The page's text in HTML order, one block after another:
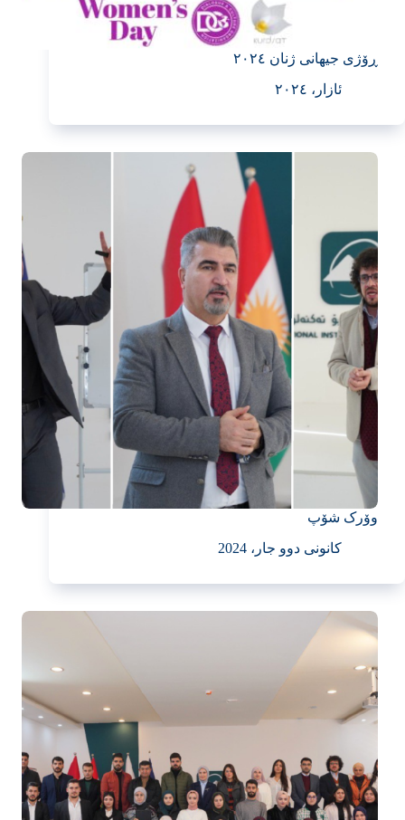
ڕۆژی جیهانی ژنان ٢٠٢٤
ئازار، ٢٠٢٤
وۆرک شۆپ
کانونی دوو جار، 2024